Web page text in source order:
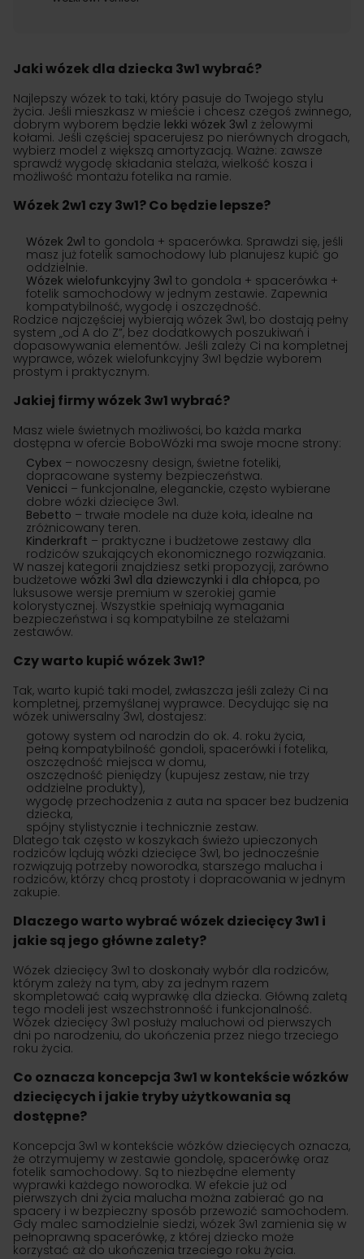
Jaki wózek dla dziecka 3w1 wybrać?
Najlepszy wózek to taki, który pasuje do Twojego stylu
życia. Jeśli mieszkasz w mieście i chcesz czegoś zwinnego,
dobrym wyborem będzie lekki wózek 3w1 z żelowymi
kołami. Jeśli częściej spacerujesz po nierównych drogach,
wybierz model z większą amortyzacją. Ważne: zawsze
sprawdź wygodę składania stelaża, wielkość kosza i
możliwość montażu fotelika na ramie.
Wózek 2w1 czy 3w1? Co będzie lepsze?
Wózek 2w1 to gondola + spacerówka. Sprawdzi się, jeśli
masz już fotelik samochodowy lub planujesz kupić go
oddzielnie.
Wózek wielofunkcyjny 3w1 to gondola + spacerówka +
fotelik samochodowy w jednym zestawie. Zapewnia
kompatybilność, wygodę i oszczędność.
Rodzice najczęściej wybierają wózek 3w1, bo dostają pełny
system „od A do Z”, bez dodatkowych poszukiwań i
dopasowywania elementów. Jeśli zależy Ci na kompletnej
wyprawce, wózek wielofunkcyjny 3w1 będzie wyborem
prostym i praktycznym.
Jakiej firmy wózek 3w1 wybrać?
Masz wiele świetnych możliwości, bo każda marka
dostępna w ofercie BoboWózki ma swoje mocne strony:
Cybex – nowoczesny design, świetne foteliki,
dopracowane systemy bezpieczeństwa.
Venicci – funkcjonalne, eleganckie, często wybierane
dobre wózki dziecięce 3w1.
Bebetto – trwałe modele na duże koła, idealne na
zróżnicowany teren.
Kinderkraft – praktyczne i budżetowe zestawy dla
rodziców szukających ekonomicznego rozwiązania.
W naszej kategorii znajdziesz setki propozycji, zarówno
budżetowe wózki 3w1 dla dziewczynki i dla chłopca, po
luksusowe wersje premium w szerokiej gamie
kolorystycznej. Wszystkie spełniają wymagania
bezpieczeństwa i są kompatybilne ze stelażami
zestawów.
Czy warto kupić wózek 3w1?
Tak, warto kupić taki model, zwłaszcza jeśli zależy Ci na
kompletnej, przemyślanej wyprawce. Decydując się na
wózek uniwersalny 3w1, dostajesz:
gotowy system od narodzin do ok. 4. roku życia,
pełną kompatybilność gondoli, spacerówki i fotelika,
oszczędność miejsca w domu,
oszczędność pieniędzy (kupujesz zestaw, nie trzy
oddzielne produkty),
wygodę przechodzenia z auta na spacer bez budzenia
dziecka,
spójny stylistycznie i technicznie zestaw.
Dlatego tak często w koszykach świeżo upieczonych
rodziców lądują wózki dziecięce 3w1, bo jednocześnie
rozwiązują potrzeby noworodka, starszego malucha i
rodziców, którzy chcą prostoty i dopracowania w jednym
zakupie.
Dlaczego warto wybrać wózek dziecięcy 3w1 i
jakie są jego główne zalety?
Wózek dziecięcy 3w1 to doskonały wybór dla rodziców,
którym zależy na tym, aby za jednym razem
skompletować całą wyprawkę dla dziecka. Główną zaletą
tego modeli jest wszechstronność i funkcjonalność.
Wózek dziecięcy 3w1 posłuży maluchowi od pierwszych
dni po narodzeniu, do ukończenia przez niego trzeciego
roku życia.
Co oznacza koncepcja 3w1 w kontekście wózków
dziecięcych i jakie tryby użytkowania są
dostępne?
Koncepcja 3w1 w kontekście wózków dziecięcych oznacza,
że otrzymujemy w zestawie gondolę, spacerówkę oraz
fotelik samochodowy. Są to niezbędne elementy
wyprawki każdego noworodka. W efekcie już od
pierwszych dni życia malucha można zabierać go na
spacery i w bezpieczny sposób przewozić samochodem.
Gdy malec samodzielnie siedzi, wózek 3w1 zamienia się w
pełnoprawną spacerówkę, z której dziecko może
korzystać aż do ukończenia trzeciego roku życia.